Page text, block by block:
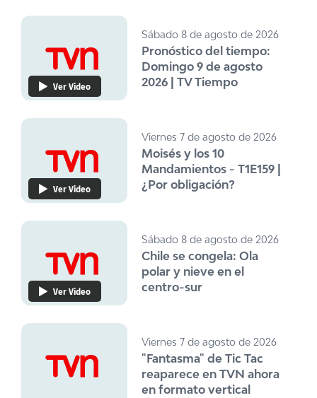
Ver Video
Sábado 8 de agosto de 2026
Pronóstico del tiempo:
Domingo 9 de agosto
2026 | TV Tiempo
Ver Video
Viernes 7 de agosto de 2026
Moisés y los 10
Mandamientos - T1E159 |
¿Por obligación?
Ver Video
Sábado 8 de agosto de 2026
Chile se congela: Ola
polar y nieve en el
centro-sur
Viernes 7 de agosto de 2026
"Fantasma" de Tic Tac
reaparece en TVN ahora
en formato vertical